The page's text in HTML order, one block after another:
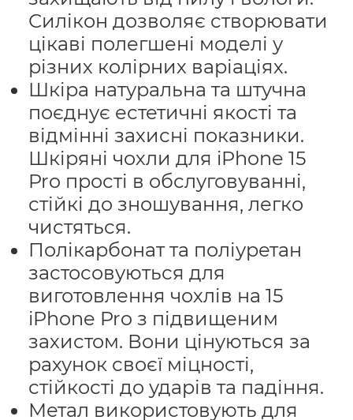
Силікон дозволяє створювати
цікаві полегшені моделі у
різних колірних варіаціях.
Шкіра натуральна та штучна
поєднує естетичні якості та
відмінні захисні показники.
Шкіряні чохли для iPhone 15
Pro прості в обслуговуванні,
стійкі до зношування, легко
чистяться.
Полікарбонат та поліуретан
застосовуються для
виготовлення чохлів на 15
iPhone Pro з підвищеним
захистом. Вони цінуються за
рахунок своєї міцності,
стійкості до ударів та падіння.
Метал використовують для